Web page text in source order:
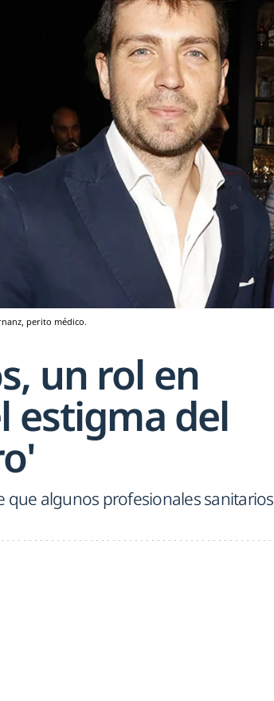
perito médico.
un rol en
estigma del
que algunos profesionales sanitarios